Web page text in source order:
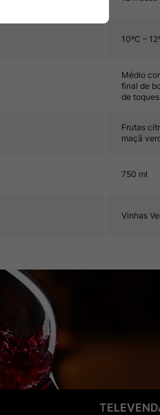
10ºC –
Médio
final de
de
Frutas
maçã
750 ml
Vinhas